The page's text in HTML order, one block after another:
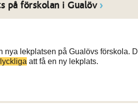
på förskolan i Gualöv
lekplatsen på Gualövs förskola.
att få en ny lekplats.